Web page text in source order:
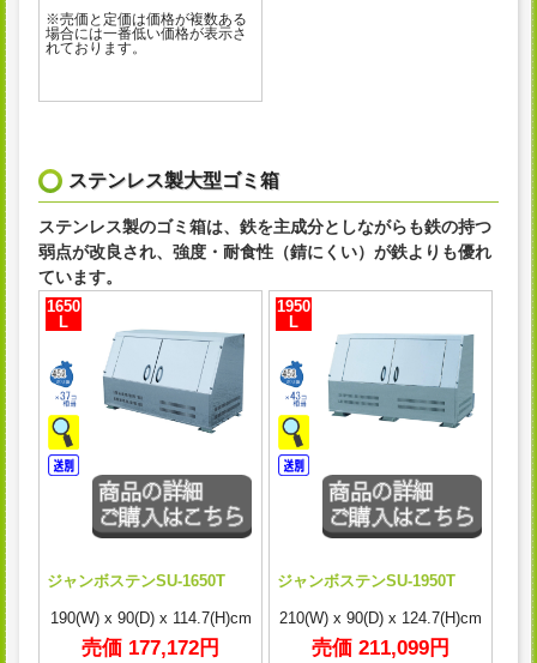
※売価と定価は価格が複数ある
場合には一番低い価格が表示さ
れております。
ステンレス製大型ゴミ箱
ステンレス製のゴミ箱は、鉄を主成分としながらも鉄の持つ
弱点が改良され、強度・耐食性（錆にくい）が鉄よりも優れ
ています。
1650
L
ジャンボステンSU-1650T
190(W) x 90(D) x 114.7(H)cm
売価 177,172円
1950
L
ジャンボステンSU-1950T
210(W) x 90(D) x 124.7(H)cm
売価 211,099円